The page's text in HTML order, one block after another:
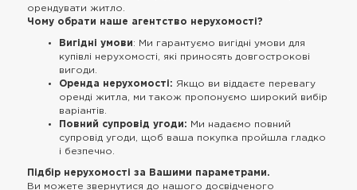
орендувати житло.
Чому обрати наше агентство нерухомості?
Вигідні умови: Ми гарантуємо вигідні умови для
купівлі нерухомості, які приносять довгострокові
вигоди.
Оренда нерухомості: Якщо ви віддаєте перевагу
оренді житла, ми також пропонуємо широкий вибір
варіантів.
Повний супровід угоди:
Ми надаємо повний
супровід угоди, щоб ваша покупка пройшла гладко
і безпечно.
Підбір нерухомості за Вашими параметрами.
Ви можете звернутися до нашого досвідченого